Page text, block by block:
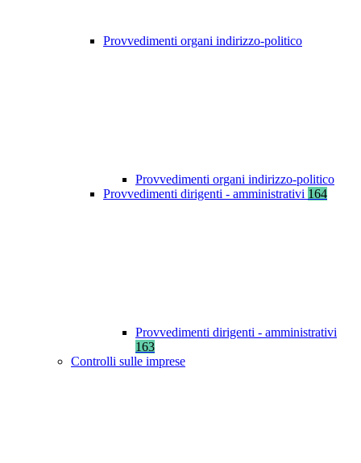
Provvedimenti organi indirizzo-politico
Provvedimenti organi indirizzo-politico
Provvedimenti dirigenti - amministrativi 164
Provvedimenti dirigenti - amministrativi
163
Controlli sulle imprese